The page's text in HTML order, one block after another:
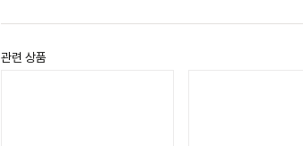
관련 상품